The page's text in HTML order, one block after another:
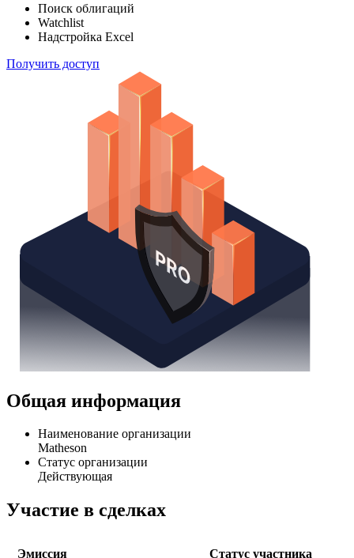
Поиск облигаций
Watchlist
Надстройка Excel
Получить доступ
Общая информация
Наименование организации
Matheson
Статус организации
Действующая
Участие в сделках
Эмиссия
Статус участника